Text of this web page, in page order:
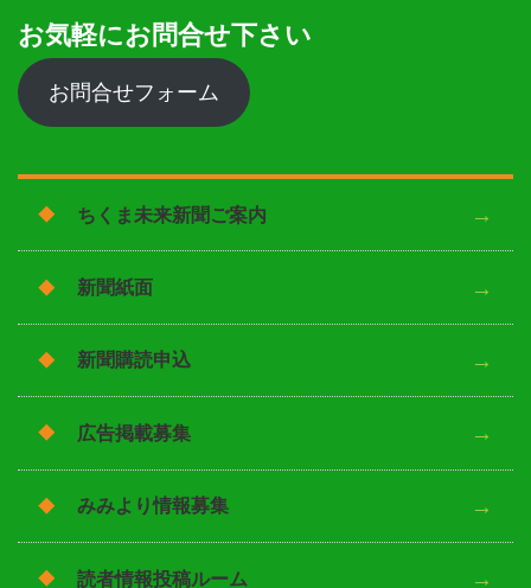
お気軽にお問合せ下さい
お問合せフォーム
ちくま未来新聞ご案内
新聞紙面
新聞購読申込
広告掲載募集
みみより情報募集
読者情報投稿ルーム